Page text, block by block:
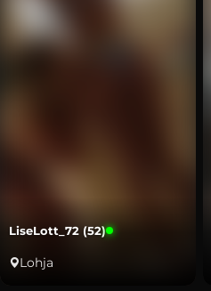
LiseLott_72 (52)
Lohja